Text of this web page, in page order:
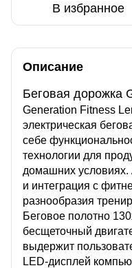
В избранное
Описание
Беговая дорожка
Generation Fitness
электрическая
себе
технологии для
домашних условиях.
и интеграция с
разнообразия
Беговое полотно
бесщеточный
выдержит
LED-дисплей